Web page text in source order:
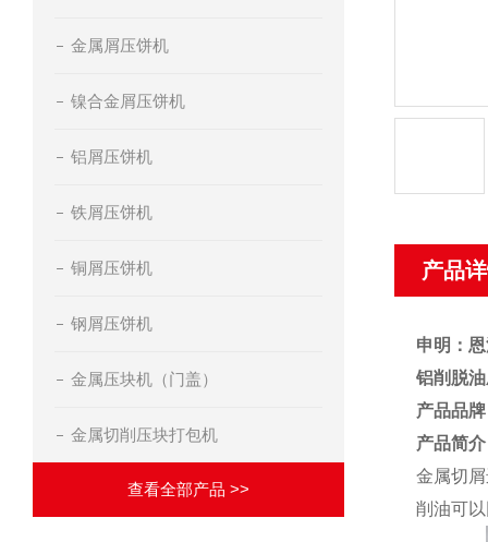
金属屑压饼机
镍合金屑压饼机
铝屑压饼机
铁屑压饼机
铜屑压饼机
钢屑压饼机
金属压块机（门盖）
金属切削压块打包机
查看全部产品 >>
产品
申明：
铝削脱
产品品
产品简
金属切
削油可